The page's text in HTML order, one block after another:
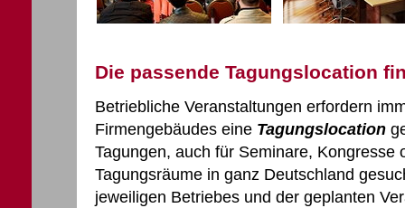
Die passende Tagungslocation
Betriebliche Veranstaltungen erfordern
Firmengebäudes eine Tagungslocation
Tagungen, auch für Seminare, Kongresse
Tagungsräume in ganz Deutschland
jeweiligen Betriebes und der geplanten